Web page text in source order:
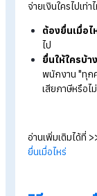
ภ.ง.ด.1 คือ
ภ.ง.ด.1 คือ แบ
ประเภท "เงิน
ออนไลน์)
ยื่นให้ใครบ้